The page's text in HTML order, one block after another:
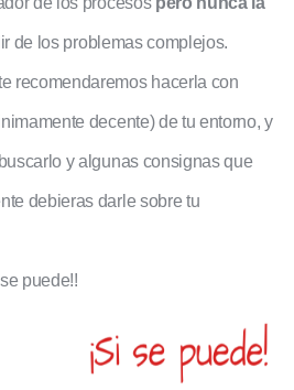
de los problemas complejos.
recomendaremos hacerla con
decente) de tu entorno, y
y algunas consignas que
debieras darle sobre tu
puede!!